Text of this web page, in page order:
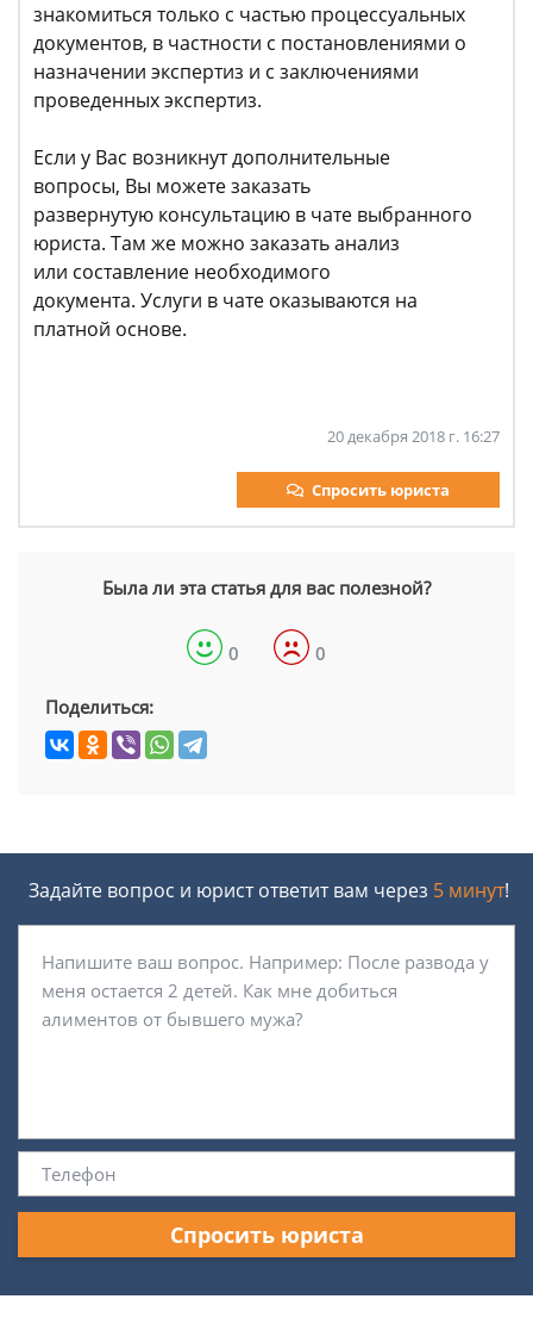
знакомиться только с частью процессуальных
документов, в частности с постановлениями о
назначении экспертиз и с заключениями
проведенных экспертиз.
Если у Вас возникнут дополнительные
вопросы, Вы можете заказать
развернутую консультацию в чате выбранного
юриста. Там же можно заказать анализ
или составление необходимого
документа. Услуги в чате оказываются на
платной основе.
20 декабря 2018 г. 16:27
Спросить юриста
Была ли эта статья для вас полезной?
0 0
Поделиться:
Задайте вопрос и юрист ответит вам через 5 минут!
Спросить юриста